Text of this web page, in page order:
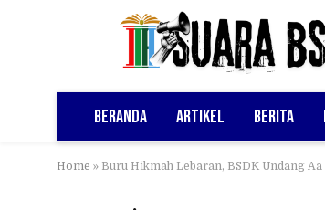
Beranda Artikel Berita
Home » Buru Hikmah Lebaran, BSDK Undang